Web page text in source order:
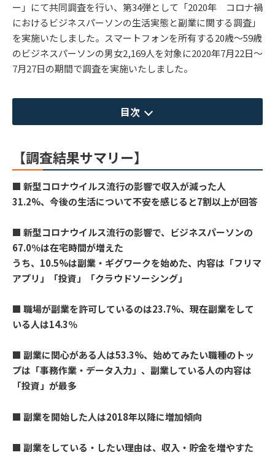
ー」にて共同調査を行い、第34弾として「2020年 コロナ禍
におけるビジネスパーソンの生活実態と副業に関する調査」
を実施いたしました。スマートフォンを所有する20歳～59歳
のビジネスパーソンの男女2,169人を対象に2020年7月22日～
7月27日の期間で調査を実施いたしました。
目次
【調査結果サマリー】
■ 新型コロナウイルス流行の影響で収入が減った人
31.2%、今後の生活について不安を感じると7割以上が回答
■ 新型コロナウイルス流行の影響で、ビジネスパーソンの
67.0％は在宅時間が増えた
うち、10.5%は副業・ギグワークを始めた、内容は「フリマ
アプリ」「投資」「クラウドソーシング」
■ 職場が副業を許可しているのは23.7%、現在副業をして
いる人は14.3％
■ 副業に関心がある人は53.3%、始めてみたい職種のトッ
プは「事務作業・データ入力」、副業している人の内容は
「投資」が最多
■ 副業を開始した人は2018年以降に増加傾向
■ 副業をしている・したい理由は、収入・貯金を増やすた